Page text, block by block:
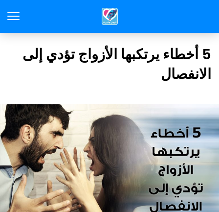
5 أخطاء يرتكبها الأزواج تؤدي إلى
الانفصال